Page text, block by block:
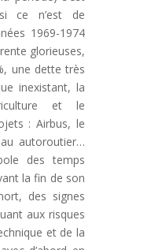
ce n’est de
1969-1974
glorieuses,
une dette très
inexistant, la
et le
: Airbus, le
autoroutier…
des temps
la fin de son
des signes
aux risques
et de la